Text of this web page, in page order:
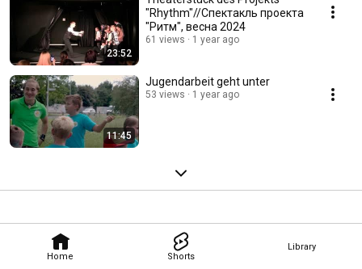
Home Shorts
Library
23:52
"Rhythm"//Спектакль проекта
"Ритм", весна 2024
61 views 1 year ago
11:45
Jugendarbeit geht unter
53 views 1 year ago